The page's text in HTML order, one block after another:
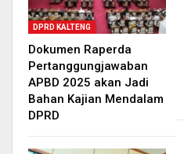
DPRD KALTENG
Dokumen Raperda
Pertanggungjawaban
APBD 2025 akan Jadi
Bahan Kajian Mendalam
DPRD